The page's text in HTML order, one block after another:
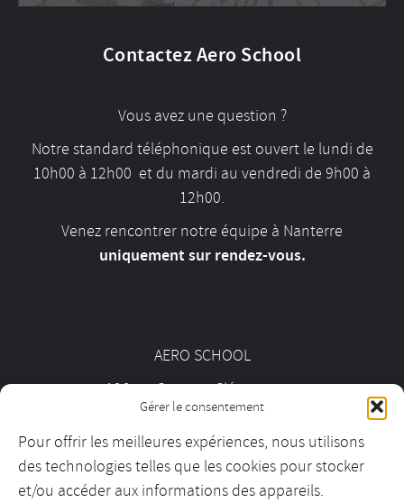
Gérer le consentement
Pour offrir les meilleures expériences, nous utilisons
des technologies telles que les cookies pour stocker
et/ou accéder aux informations des appareils.
Contactez Aero School
Vous avez une question ?
Notre standard téléphonique est ouvert le lundi de
10h00 à 12h00 et du mardi au vendredi de 9h00 à
12h00.
Venez rencontrer notre équipe à Nanterre
uniquement sur rendez-vous.
AERO SCHOOL
126 av. Georges Clémenceau
01 55 69 19 30